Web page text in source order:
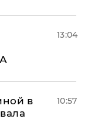
13:04
в
10:57